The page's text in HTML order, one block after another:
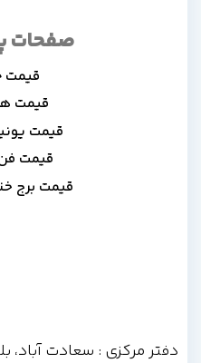
صفحات
قیمت
قیمت
قیمت
قیمت
قیمت برج
دفتر مرکزی : سعادت آباد،